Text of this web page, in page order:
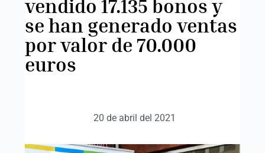
vendido 17.135 bonos y
se han generado ventas
por valor de 70.000
euros
20 de abril del 2021